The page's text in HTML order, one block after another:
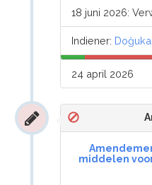
18 juni 2026:
Indiener:
24 april 2026
middelen